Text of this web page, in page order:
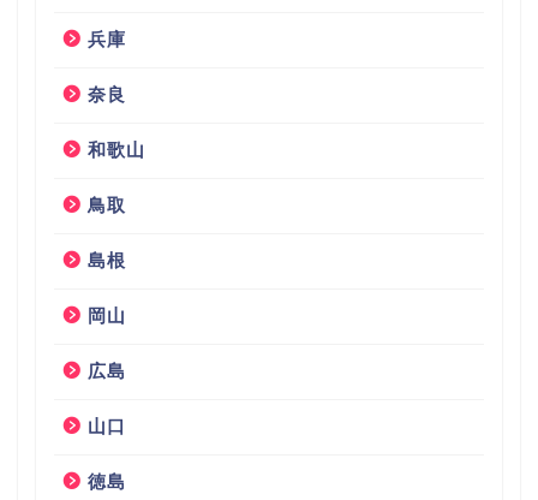
兵庫
奈良
和歌山
鳥取
島根
岡山
広島
山口
徳島